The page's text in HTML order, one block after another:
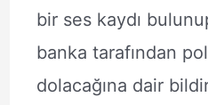
bir ses kaydı
banka tarafından
dolacağına dair